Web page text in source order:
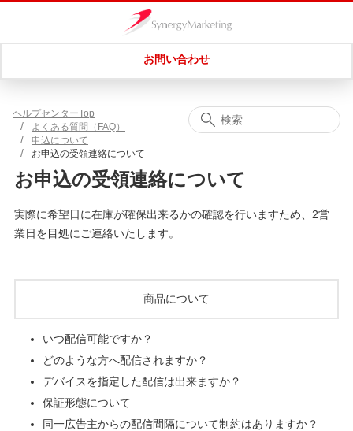
お問い合わせ
ヘルプセンターTop
よくある質問（FAQ）
申込について
お申込の受領連絡について
お申込の受領連絡について
実際に希望日に在庫が確保出来るかの確認を行いますため、2営
業日を目処にご連絡いたします。
商品について
いつ配信可能ですか？
どのような方へ配信されますか？
デバイスを指定した配信は出来ますか？
保証形態について
同一広告主からの配信間隔について制約はありますか？